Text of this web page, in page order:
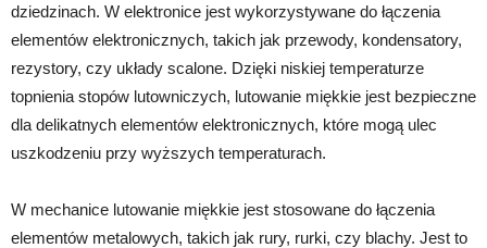
dziedzinach. W elektronice jest wykorzystywane do łączenia
elementów elektronicznych, takich jak przewody, kondensatory,
rezystory, czy układy scalone. Dzięki niskiej temperaturze
topnienia stopów lutowniczych, lutowanie miękkie jest bezpieczne
dla delikatnych elementów elektronicznych, które mogą ulec
uszkodzeniu przy wyższych temperaturach.
W mechanice lutowanie miękkie jest stosowane do łączenia
elementów metalowych, takich jak rury, rurki, czy blachy. Jest to